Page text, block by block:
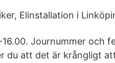
Elinstallation i
Journummer och
du att det är krångligt